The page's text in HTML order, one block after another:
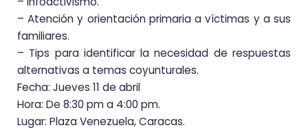
– Atención y orientación primaria a víctimas y a sus
familiares.
– Tips para identificar la necesidad de respuestas
alternativas a temas coyunturales.
Fecha: Jueves 11 de abril
Hora: De 8:30 pm a 4:00 pm.
Lugar: Plaza Venezuela, Caracas.